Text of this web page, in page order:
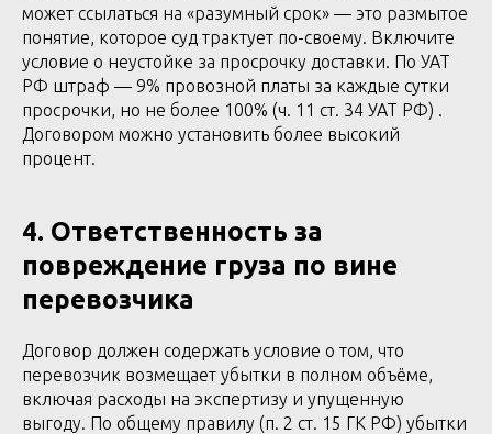
может ссылаться на «разумный срок» — это размытое
понятие, которое суд трактует по-своему. Включите
условие о неустойке за просрочку доставки. По УАТ
РФ штраф — 9% провозной платы за каждые сутки
просрочки, но не более 100% (ч. 11 ст. 34 УАТ РФ) .
Договором можно установить более высокий
процент.
4. Ответственность за
повреждение груза по вине
перевозчика
Договор должен содержать условие о том, что
перевозчик возмещает убытки в полном объёме,
включая расходы на экспертизу и упущенную
выгоду. По общему правилу (п. 2 ст. 15 ГК РФ) убытки